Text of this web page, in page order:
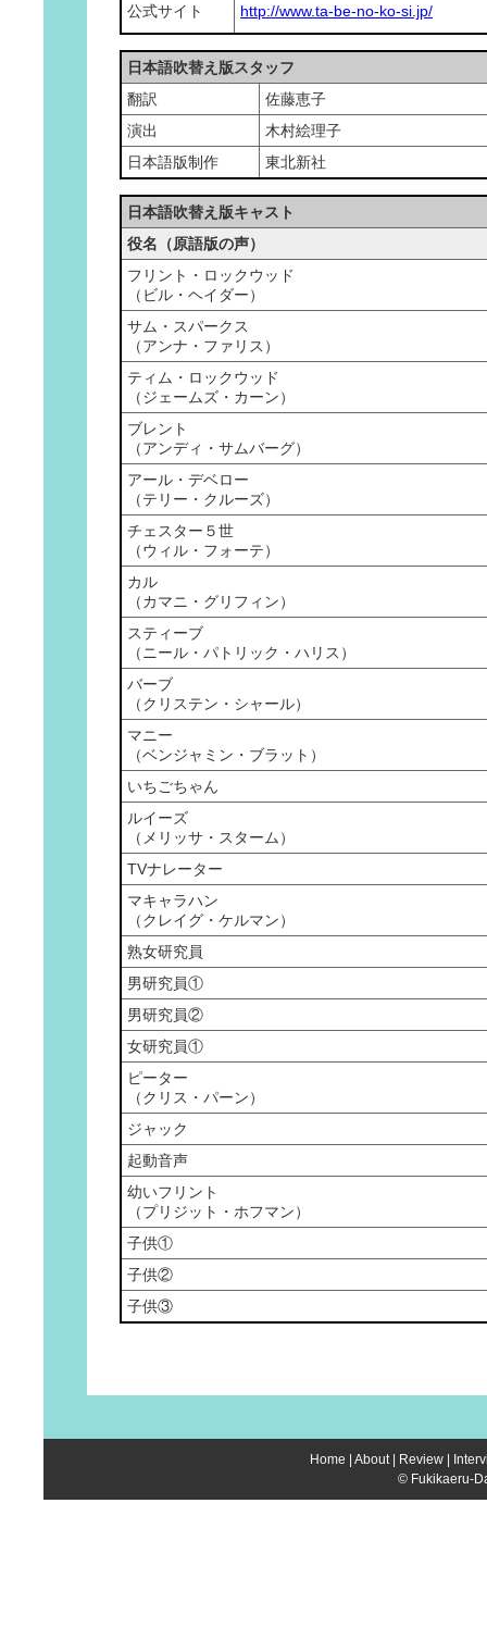
公式サイト http://www.ta-be-no-ko-si.jp/
日本語吹替え版スタッフ
翻訳
佐藤恵子
演出
木村絵理子
日本語版制作
東北新社
日本語吹替え版キャスト
役名（原語版の声）
フリント・ロックウッド
（ビル・ヘイダー）
サム・スパークス
（アンナ・ファリス）
ティム・ロックウッド
（ジェームズ・カーン）
ブレント
（アンディ・サムバーグ）
アール・デベロー
（テリー・クルーズ）
チェスター５世
（ウィル・フォーテ）
カル
（カマニ・グリフィン）
スティーブ
（ニール・パトリック・ハリス）
バーブ
（クリステン・シャール）
マニー
（ベンジャミン・ブラット）
いちごちゃん
ルイーズ
（メリッサ・スターム）
TVナレーター
マキャラハン
（クレイグ・ケルマン）
熟女研究員
男研究員①
男研究員②
女研究員①
ピーター
（クリス・パーン）
ジャック
起動音声
幼いフリント
（プリジット・ホフマン）
子供①
子供②
子供③
Home About| Review
© Fukikaeru-